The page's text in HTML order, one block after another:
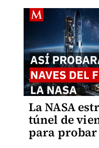
La NASA
túnel de
para probar